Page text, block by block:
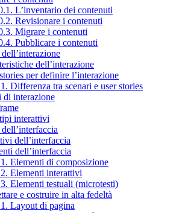
L’inventario dei contenuti
Revisionare i contenuti
Migrare i contenuti
Pubblicare i contenuti
dell’interazione
per definire l’interazione
Differenza tra scenari e user stories
di interazione
interattivi
dell’interfaccia
dell’interfaccia
Elementi di composizione
Elementi interattivi
Elementi testuali (microtesti)
e costruire in alta fedeltà
Layout di pagina